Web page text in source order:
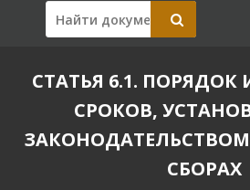
СТАТЬЯ 6.1.
СРОКОВ,
СБОРАХ